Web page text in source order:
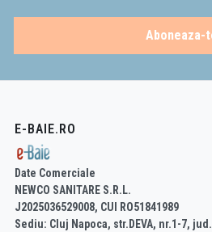
Aboneaza-
E-BAIE.RO
Date Comerciale
NEWCO SANITARE S.R.L.
J2025036529008, CUI RO51841989
Sediu: Cluj Napoca, str.DEVA, nr.1-7,